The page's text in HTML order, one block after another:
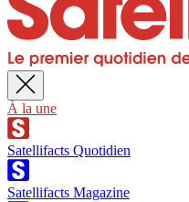
À la une
Satellifacts Quotidien
Satellifacts Magazine